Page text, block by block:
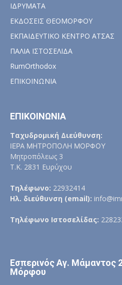
ΙΔΡΥΜΑΤΑ
ΕΚΔΟΣΕΙΣ ΘΕΟΜΟΡΦΟΥ
ΕΚΠΑΙΔΕΥΤΙΚΟ ΚΕΝΤΡΟ ΑΤΣΑΣ
ΠΑΛΙΑ ΙΣΤΟΣΕΛΙΔΑ
RumOrthodox
ΕΠΙΚΟΙΝΩΝΙΑ
ΕΠΙΚΟΙΝΩΝΙΑ
Ταχυδρομική Διεύθυνση:
ΙΕΡΑ ΜΗΤΡΟΠΟΛΗ ΜΟΡΦΟΥ
Μητροπόλεως 3
Τ.Κ. 2831 Ευρύχου
Τηλέφωνο: 22932414
Ηλ. διεύθυνση (email):
Τηλέφωνο Ιστοσελίδας:
Εσπερινός Αγ. Μάμαντος
Μόρφου